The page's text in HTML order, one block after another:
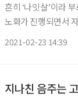
흔히 ‘나잇살’이라
노화가 진행되면서
2021-02-23 14:39
지나친 음주는